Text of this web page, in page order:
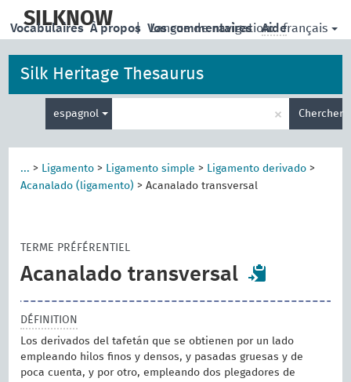
main
SILKNOW | Langue de navigation: français
Vocabulaires À propos Vos commentaires Aide
Silk Heritage Thesaurus
espagnol
de
recherche
× Chercher
... > Ligamento > Ligamento simple > Ligamento derivado >
Acanalado (ligamento) >Acanalado transversal
TERME PRÉFÉRENTIEL
Acanalado transversal
DÉFINITION
Los derivados del tafetán que se obtienen por un lado
empleando hilos finos y densos, y pasadas gruesas y de
poca cuenta, y por otro, empleando dos plegadores de